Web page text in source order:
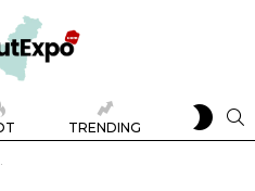
TRENDING
SKIN